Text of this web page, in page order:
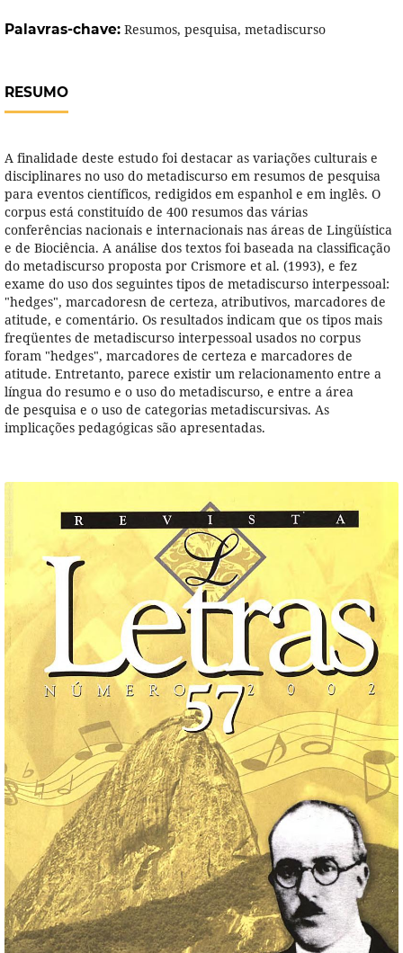
Palavras-chave: Resumos, pesquisa, metadiscurso
RESUMO
A finalidade deste estudo foi destacar as variações culturais e
disciplinares no uso do metadiscurso em resumos de pesquisa
para eventos científicos, redigidos em espanhol e em inglês. O
corpus está constituído de 400 resumos das várias
conferências nacionais e internacionais nas áreas de Lingüística
e de Biociência. A análise dos textos foi baseada na classificação
do metadiscurso proposta por Crismore et al. (1993), e fez
exame do uso dos seguintes tipos de metadiscurso interpessoal:
"hedges", marcadoresn de certeza, atributivos, marcadores de
atitude, e comentário. Os resultados indicam que os tipos mais
freqüentes de metadiscurso interpessoal usados no corpus
foram "hedges", marcadores de certeza e marcadores de
atitude. Entretanto, parece existir um relacionamento entre a
língua do resumo e o uso do metadiscurso, e entre a área
de pesquisa e o uso de categorias metadiscursivas. As
implicações pedagógicas são apresentadas.